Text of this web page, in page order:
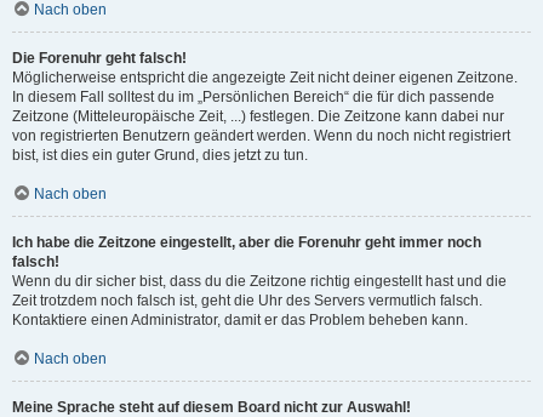
Nach oben
Die Forenuhr geht falsch!
Möglicherweise entspricht die angezeigte Zeit nicht deiner eigenen Zeitzone.
In diesem Fall solltest du im „Persönlichen Bereich“ die für dich passende
Zeitzone (Mitteleuropäische Zeit, ...) festlegen. Die Zeitzone kann dabei nur
von registrierten Benutzern geändert werden. Wenn du noch nicht registriert
bist, ist dies ein guter Grund, dies jetzt zu tun.
Nach oben
Ich habe die Zeitzone eingestellt, aber die Forenuhr geht immer noch
falsch!
Wenn du dir sicher bist, dass du die Zeitzone richtig eingestellt hast und die
Zeit trotzdem noch falsch ist, geht die Uhr des Servers vermutlich falsch.
Kontaktiere einen Administrator, damit er das Problem beheben kann.
Nach oben
Meine Sprache steht auf diesem Board nicht zur Auswahl!